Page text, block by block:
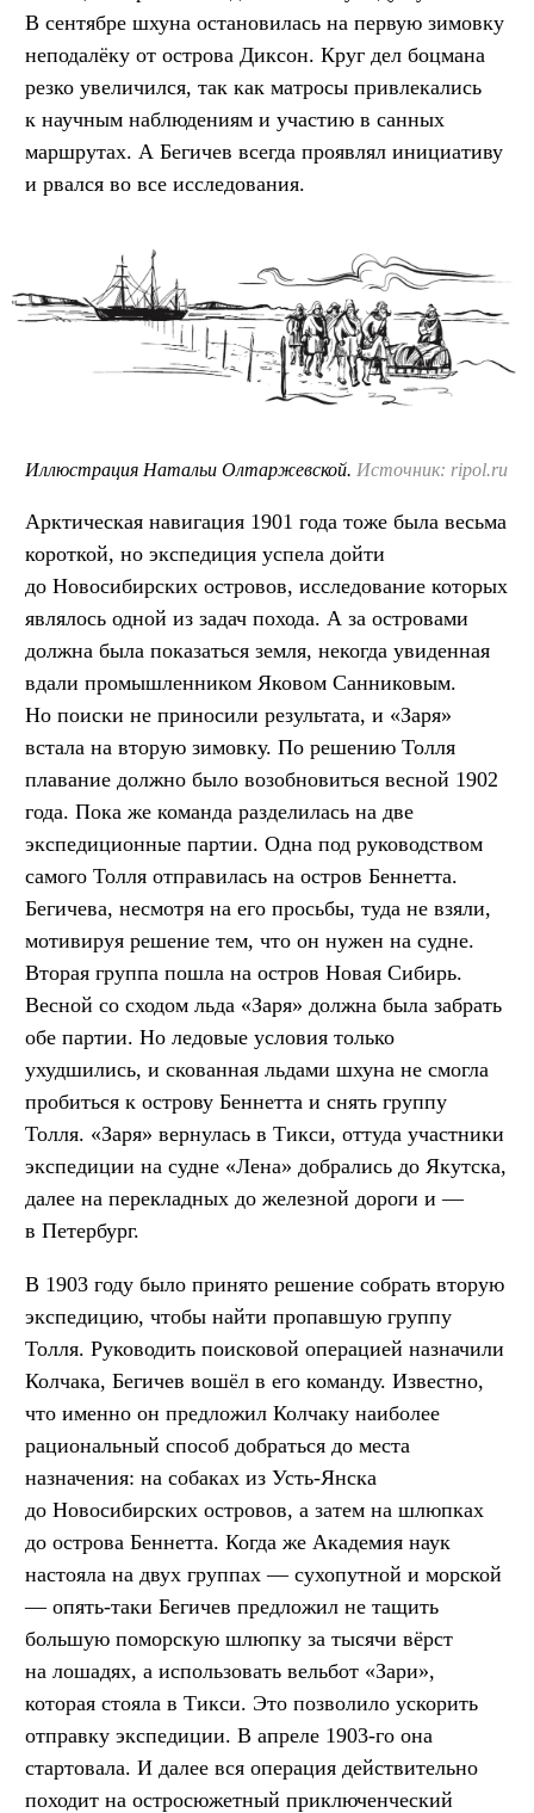
В сентябре шхуна остановилась на первую зимовку
неподалёку от острова Диксон. Круг дел боцмана
резко увеличился, так как матросы привлекались
к научным наблюдениям и участию в санных
маршрутах. А Бегичев всегда проявлял инициативу
и рвался во все исследования.
Иллюстрация Натальи Олтаржевской. Источник: ripol.ru
Арктическая навигация 1901 года тоже была весьма
короткой, но экспедиция успела дойти
до Новосибирских островов, исследование которых
являлось одной из задач похода. А за островами
должна была показаться земля, некогда увиденная
вдали промышленником Яковом Санниковым.
Но поиски не приносили результата, и «Заря»
встала на вторую зимовку. По решению Толля
плавание должно было возобновиться весной 1902
года. Пока же команда разделилась на две
экспедиционные партии. Одна под руководством
самого Толля отправилась на остров Беннетта.
Бегичева, несмотря на его просьбы, туда не взяли,
мотивируя решение тем, что он нужен на судне.
Вторая группа пошла на остров Новая Сибирь.
Весной со сходом льда «Заря» должна была забрать
обе партии. Но ледовые условия только
ухудшились, и скованная льдами шхуна не смогла
пробиться к острову Беннетта и снять группу
Толля. «Заря» вернулась в Тикси, оттуда участники
экспедиции на судне «Лена» добрались до Якутска,
далее на перекладных до железной дороги и —
в Петербург.
В 1903 году было принято решение собрать вторую
экспедицию, чтобы найти пропавшую группу
Толля. Руководить поисковой операцией назначили
Колчака, Бегичев вошёл в его команду. Известно,
что именно он предложил Колчаку наиболее
рациональный способ добраться до места
назначения: на собаках из Усть-Янска
до Новосибирских островов, а затем на шлюпках
до острова Беннетта. Когда же Академия наук
настояла на двух группах — сухопутной и морской
— опять-таки Бегичев предложил не тащить
большую поморскую шлюпку за тысячи вёрст
на лошадях, а использовать вельбот «Зари»,
которая стояла в Тикси. Это позволило ускорить
отправку экспедиции. В апреле 1903-го она
стартовала. И далее вся операция действительно
походит на остросюжетный приключенческий